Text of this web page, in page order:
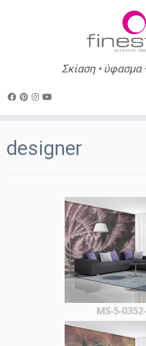
content
Σκίαση • ύφασμα
designer
MS-5-